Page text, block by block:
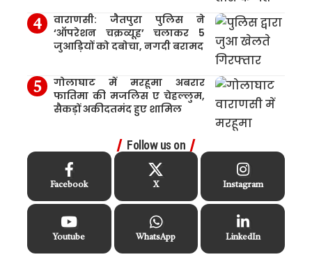
वाराणसी: जैतपुरा पुलिस ने
‘ऑपरेशन चक्रव्यूह’ चलाकर 5
जुआड़ियों को दबोचा, नगदी बरामद
गोलाघाट में मरहूमा अबरार
फातिमा की मजलिस ए चेहल्लुम,
सैकड़ों अकीदतमंद हुए शामिल
Follow us on
Facebook X Instagram
Youtube WhatsApp LinkedIn